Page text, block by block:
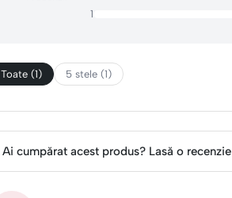
1
Toate (1) 5 stele (1)
Ai cumpărat acest produs? Lasă o recenzie